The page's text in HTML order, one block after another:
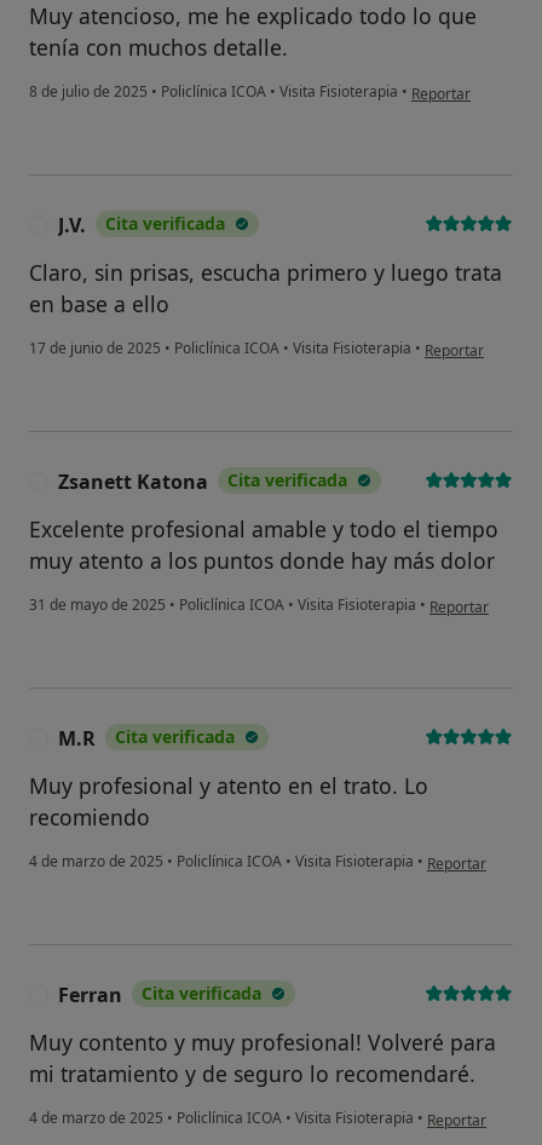
Muy atencioso, me he explicado todo lo que
tenía con muchos detalle.
8 de julio de 2025 • Policlínica ICOA • Visita Fisioterapia • en opinión del
Reportar
J.V. Cita verificada
Claro, sin prisas, escucha primero y luego trata
en base a ello
17 de junio de 2025 • Policlínica ICOA • Visita Fisioterapia • en opinión del
Reportar
Zsanett Katona Cita verificada
Excelente profesional amable y todo el tiempo
muy atento a los puntos donde hay más dolor
31 de mayo de 2025 • Policlínica ICOA • Visita Fisioterapia • en opinión del
Reportar
M.R Cita verificada
Muy profesional y atento en el trato. Lo
recomiendo
4 de marzo de 2025 • Policlínica ICOA • Visita Fisioterapia • en opinión del
Reportar
Ferran Cita verificada
Muy contento y muy profesional! Volveré para
mi tratamiento y de seguro lo recomendaré.
4 de marzo de 2025 • Policlínica ICOA • Visita Fisioterapia • en opinión del
Reportar